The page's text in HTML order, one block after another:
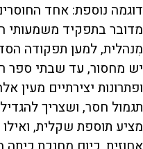
דוגמה נוספת: אחד
מדובר בתפקיד משמעותי
מִנהלית, למען תפקודה
יש מחסור, עד שבתי ספר
ופתרונות יצירתיים מעין
תגמול חסר, ושצריך
מציע תוספת שקלית,